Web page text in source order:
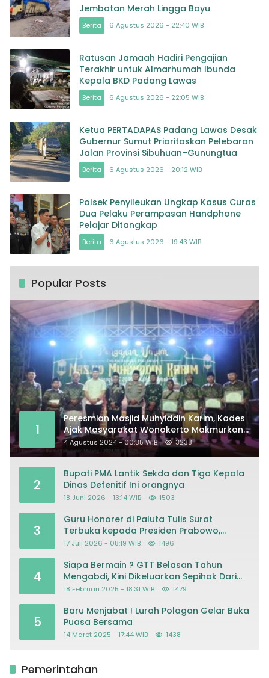
Jembatan Merah Lingga Bayu
Berita 6 Agustus 2026 - 22:40 WIB
Ratusan Jamaah Hadiri Pengajian
Terakhir untuk Almarhumah Ibunda
Kepala BKD Padang Lawas
Berita 6 Agustus 2026 - 22:05 WIB
Ketua PERTADAPAS Padang Lawas Desak
Gubernur Sumut Prioritaskan Pelebaran
Jalan Provinsi Sibuhuan–Gunungtua
Berita 6 Agustus 2026 - 20:12 WIB
Polsek Penyileukan Ungkap Kasus Curas
Dua Pelaku Perampasan Handphone
Pelajar Ditangkap
Berita 6 Agustus 2026 - 19:43 WIB
Popular Posts
1
Peresmian Masjid Muhyiddin Karim, Kades
Ajak Masyarakat Wonokerto Makmurkan
Masjid
4 Agustus 2024 - 00:35 WIB 3238
2
Bupati PMA Lantik Sekda dan Tiga Kepala
Dinas Defenitif Ini orangnya
18 Juni 2026 - 13:14 WIB 1503
3
Guru Honorer di Paluta Tulis Surat
Terbuka kepada Presiden Prabowo,
Mohon Keadilan atas Dugaan
17 Juli 2026 - 08:19 WIB 1496
4
Siapa Bermain ? GTT Belasan Tahun
Mengabdi, Kini Dikeluarkan Sepihak Dari
Dapodik
18 Februari 2025 - 18:31 WIB 1479
5
Baru Menjabat ! Lurah Polagan Gelar Buka
Puasa Bersama
14 Maret 2025 - 17:44 WIB 1438
Pemerintahan